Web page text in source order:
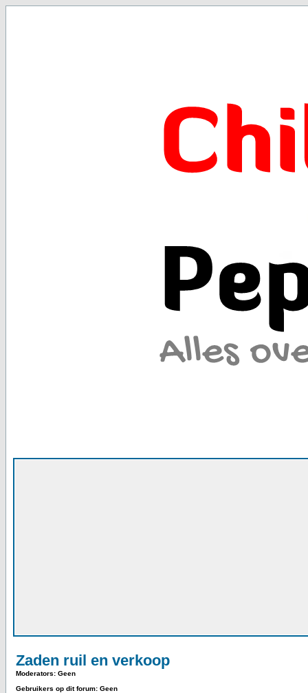
Zaden ruil en verkoop
Moderators: Geen
Gebruikers op dit forum: Geen